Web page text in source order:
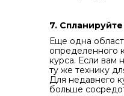
7.
Еще одна
определенного
курса. Если вам
ту же технику
Для недавнего
больше